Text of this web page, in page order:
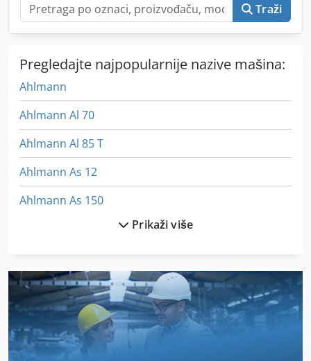
Traži
Pregledajte najpopularnije nazive mašina:
Ahlmann
Ahlmann Al 70
Ahlmann Al 85 T
Ahlmann As 12
Ahlmann As 150
Ahlmann As 90
Ahlmann Az 10
Ahlmann Az 14
Prikaži više